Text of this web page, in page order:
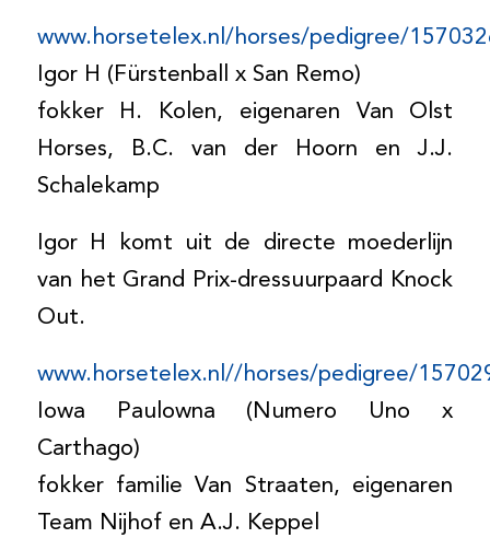
www.horsetelex.nl/horses/pedigree/
Igor H (Fürstenball x San Remo)
fokker H. Kolen, eigenaren Van Olst
Horses, B.C. van der Hoorn en J.J.
Schalekamp
Igor H komt uit de directe moederlijn
van het Grand Prix-dressuurpaard Knock
Out.
www.horsetelex.nl//horses/pedigree/
Iowa Paulowna (Numero Uno x
Carthago)
fokker familie Van Straaten, eigenaren
Team Nijhof en A.J. Keppel